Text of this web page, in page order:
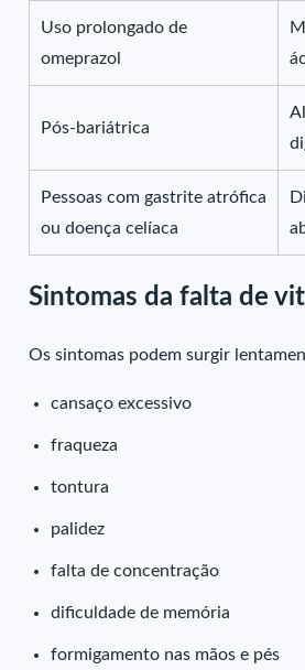
Uso prolongado de
omeprazol
Pós-bariátrica
Pessoas com gastrite atrófica
ou doença celíaca
Sintomas da falta de
Os sintomas podem surgir
cansaço excessivo
fraqueza
tontura
palidez
falta de concentração
dificuldade de memória
formigamento nas mãos e pés